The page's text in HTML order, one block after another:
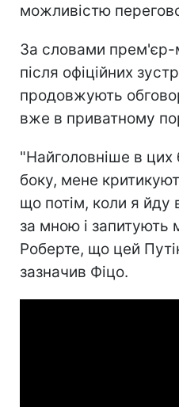
можливістю
За словами прем'єр-
після офіційних
продовжують
вже в приватному
"Найголовніше в цих
боку, мене
що потім, коли я йду
за мною і запитують
Роберте, що цей
зазначив Фіцо.